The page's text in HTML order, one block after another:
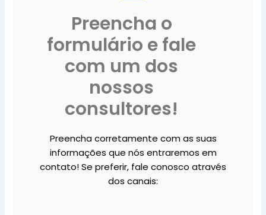
Preencha o
formulário e fale
com um dos
nossos
consultores!
Preencha corretamente com as suas
informações que nós entraremos em
contato! Se preferir, fale conosco através
dos canais: